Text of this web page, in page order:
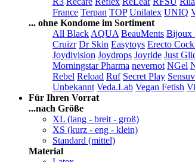
France Terpan TOP Unilatex UNIQ
... ohne Kondome im Sortiment
All Black AQUA BeauMents Bijoux
Cruizr Dr Skin Easytoys Erecto
Joydivision Joydrops Joyride Just
Morningstar Pharma nevernot NGel
Rebel Reload Ruf Secret Play
Unbekannt Veda.Lab Vegan Fetish
Für Ihren Vorrat
...nach Größe
XL (lang - breit - groß)
XS (kurz - eng - klein)
Standard (mittel)
Material